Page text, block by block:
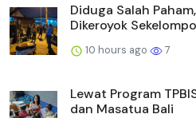
Diduga Salah
Dikeroyok
10 hours ago 7
Lewat Program
dan Masatua Bali